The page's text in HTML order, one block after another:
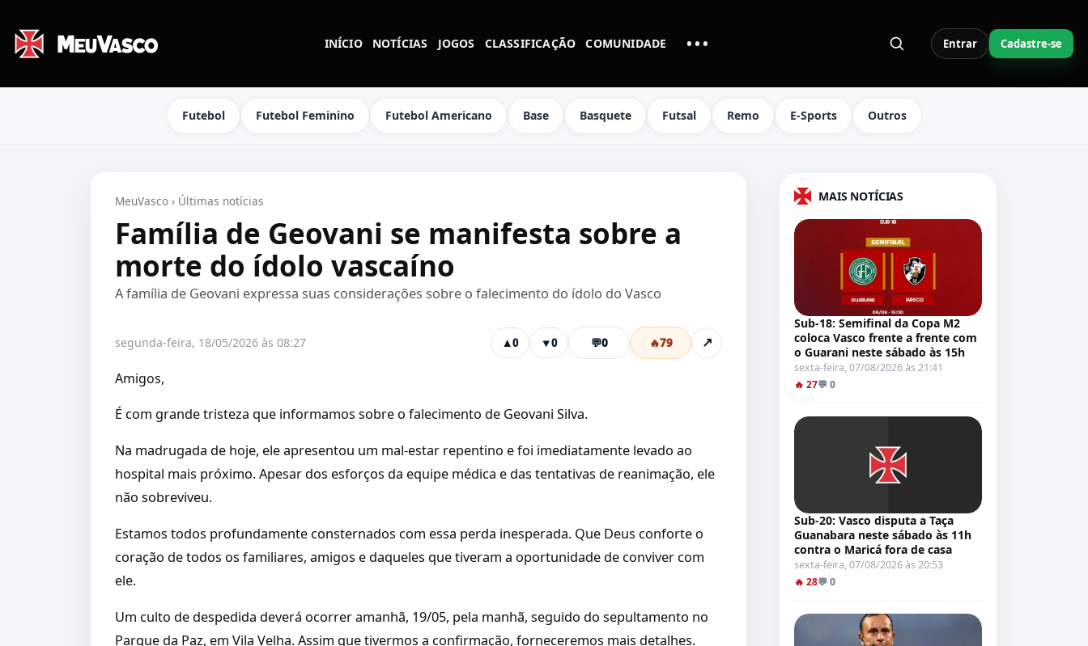
INÍCIO NOTÍCIAS JOGOS CLASSIFICAÇÃO COMUNIDADE •••MAIS LINKS DO MENU Entrar Cadastre-se
Futebol Futebol Feminino Futebol Americano Base Basquete Futsal Remo E-Sports Outros
MeuVasco › Últimas notícias
Família de Geovani se manifesta sobre a
morte do ídolo vascaíno
A família de Geovani expressa suas considerações sobre o falecimento do ídolo do Vasco
segunda-feira, 18/05/2026 às 08:27 ▲0 ▼0 💬0 🔥79 ↗
Amigos,
É com grande tristeza que informamos sobre o falecimento de Geovani Silva.
Na madrugada de hoje, ele apresentou um mal-estar repentino e foi imediatamente levado ao
hospital mais próximo. Apesar dos esforços da equipe médica e das tentativas de reanimação, ele
não sobreviveu.
Estamos todos profundamente consternados com essa perda inesperada. Que Deus conforte o
coração de todos os familiares, amigos e daqueles que tiveram a oportunidade de conviver com
ele.
Um culto de despedida deverá ocorrer amanhã, 19/05, pela manhã, seguido do sepultamento no
Parque da Paz, em Vila Velha. Assim que tivermos a confirmação, forneceremos mais detalhes.
MAIS NOTÍCIAS
Sub-18: Semifinal da Copa M2
coloca Vasco frente a frente com
o Guarani neste sábado às 15h
sexta-feira, 07/08/2026 às 21:41
🔥 27💬 0
Sub-20: Vasco disputa a Taça
Guanabara neste sábado às 11h
contra o Maricá fora de casa
sexta-feira, 07/08/2026 às 20:53
🔥 28💬 0